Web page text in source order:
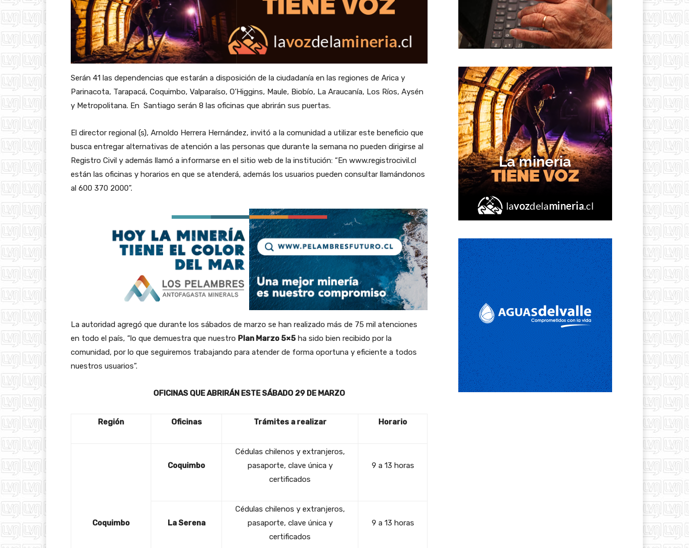
Serán 41 las dependencias que estarán a disposición de la ciudadanía en las regiones de Arica y
Parinacota, Tarapacá, Coquimbo, Valparaíso, O’Higgins, Maule, Biobío, La Araucanía, Los Ríos, Aysén
y Metropolitana. En Santiago serán 8 las oficinas que abrirán sus puertas.
El director regional (s), Arnoldo Herrera Hernández, invitó a la comunidad a utilizar este beneficio que
busca entregar alternativas de atención a las personas que durante la semana no pueden dirigirse al
Registro Civil y además llamó a informarse en el sitio web de la institución: “En www.registrocivil.cl
están las oficinas y horarios en que se atenderá, además los usuarios pueden consultar llamándonos
al 600 370 2000”.
La autoridad agregó que durante los sábados de marzo se han realizado más de 75 mil atenciones
en todo el país, “lo que demuestra que nuestro Plan Marzo 5×5 ha sido bien recibido por la
comunidad, por lo que seguiremos trabajando para atender de forma oportuna y eficiente a todos
nuestros usuarios”.
OFICINAS QUE ABRIRÁN ESTE SÁBADO 29 DE MARZO
Región Oficinas Trámites a realizar Horario
Coquimbo
Coquimbo
Cédulas chilenos y extranjeros,
pasaporte, clave única y
certificados
9 a 13 horas
La Serena
Cédulas chilenos y extranjeros,
pasaporte, clave única y
certificados
9 a 13 horas